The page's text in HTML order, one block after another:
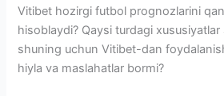
Vitibet hozirgi futbol prognozlarini
hisoblaydi? Qaysi turdagi
shuning uchun Vitibet-dan
hiyla va maslahatlar bormi?